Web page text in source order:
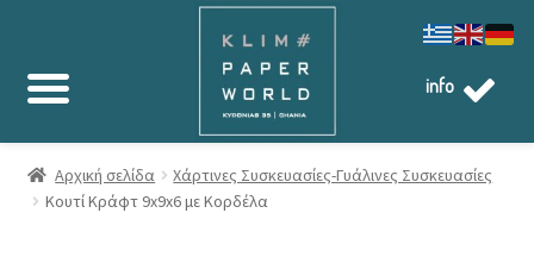
Αρχική σελίδα
Χάρτινες Συσκευασίες-Γυάλινες Συσκευασίες
Κουτί Κράφτ 9x9x6 με Κορδέλα
info